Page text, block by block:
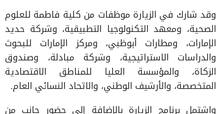
وقد شارك في الزيارة موظفات من كلية فاطمة للعلوم
الصحية، ومعهد التكنولوجيا التطبيقية، وشركة حديد
الإمارات، ومطارات أبوظبي، ومركز الإمارات للبحوث
والدراسات الاستراتيجية، وشركة مبادلة، وصندوق
الزكاة، والمؤسسة العليا للمناطق الاقتصادية
المتخصصة، والأرشيف الوطني، والاتحاد النسائي العام.
واشتمل برنامج الزيارة بالإضافة إلى حضور جانب من